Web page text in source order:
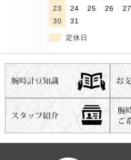
23
24 25 26 27
30
31
定休日